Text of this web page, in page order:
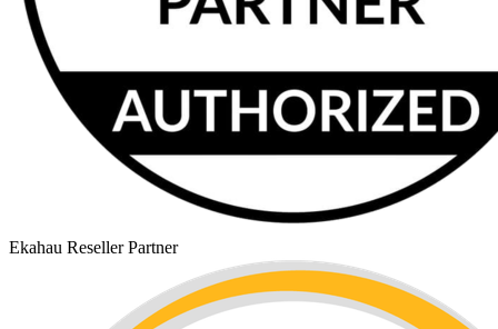
Ekahau Reseller Partner